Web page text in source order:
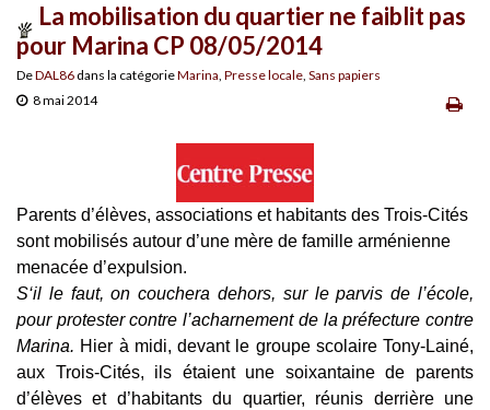
La mobilisation du quartier ne faiblit pas
pour Marina CP 08/05/2014
DeDAL86 dans la catégorieMarina, Presse locale, Sans papiers
8 mai 2014
Parents d’élèves, associations et habitants des Trois-Cités
sont mobilisés autour d’une mère de famille arménienne
menacée d’expulsion.
S‘il le faut, on couchera dehors, sur le parvis de l’école,
pour protester contre l’acharnement de la préfecture contre
Marina. Hier à midi, devant le groupe scolaire Tony-Lainé,
aux Trois-Cités, ils étaient une soixantaine de parents
d’élèves et d’habitants du quartier, réunis derrière une